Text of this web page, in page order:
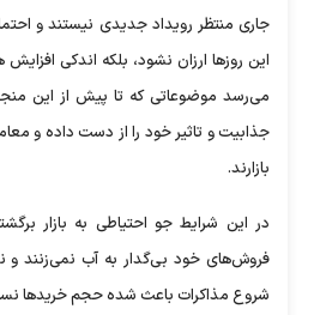
جاری منتظر رویداد جدیدی نیستند و
این روزها ارزان نشود، بلکه اندکی
می‌رسد موضوعاتی که تا پیش از این
جذابیت و تاثیر خود را از دست داده و
بازارند.
در این شرایط جو احتیاطی به بازار
فروش‌های خود بی‌گدار به آب نمی‌زنند و
شروع مذاکرات باعث شده حجم خرید‌ها